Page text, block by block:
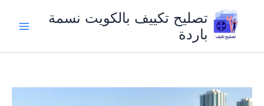
المحتوى
تصليح تكييف بالكويت نسمة
باردة